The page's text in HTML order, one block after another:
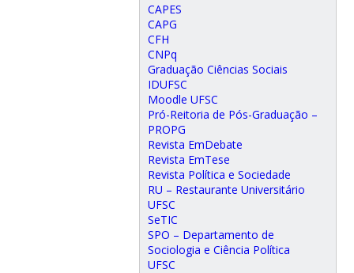
CAPES
CAPG
CFH
CNPq
Graduação Ciências Sociais
IDUFSC
Moodle UFSC
Pró-Reitoria de Pós-Graduação –
PROPG
Revista EmDebate
Revista EmTese
Revista Política e Sociedade
RU – Restaurante Universitário
UFSC
SeTIC
SPO – Departamento de
Sociologia e Ciência Política
UFSC